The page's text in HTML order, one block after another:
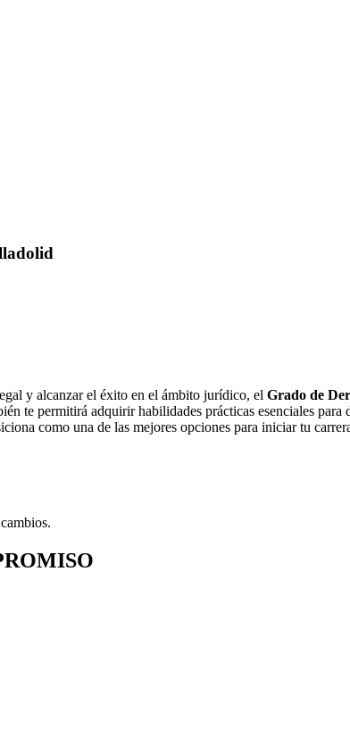
y alcanzar el éxito en el ámbito jurídico, el Grado de
te permitirá adquirir habilidades prácticas esenciales
como una de las mejores opciones para iniciar tu